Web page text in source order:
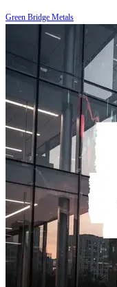
Green Bridge Metals